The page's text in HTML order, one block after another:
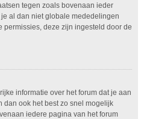
tegen zoals bovenaan ieder
al dan niet globale mededelingen
permissies, deze zijn ingesteld door de
informatie over het forum dat je aan
dan ook het best zo snel mogelijk
iedere pagina van het forum